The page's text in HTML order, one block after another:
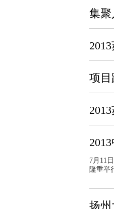
集聚
项
7月11
隆重举
扬